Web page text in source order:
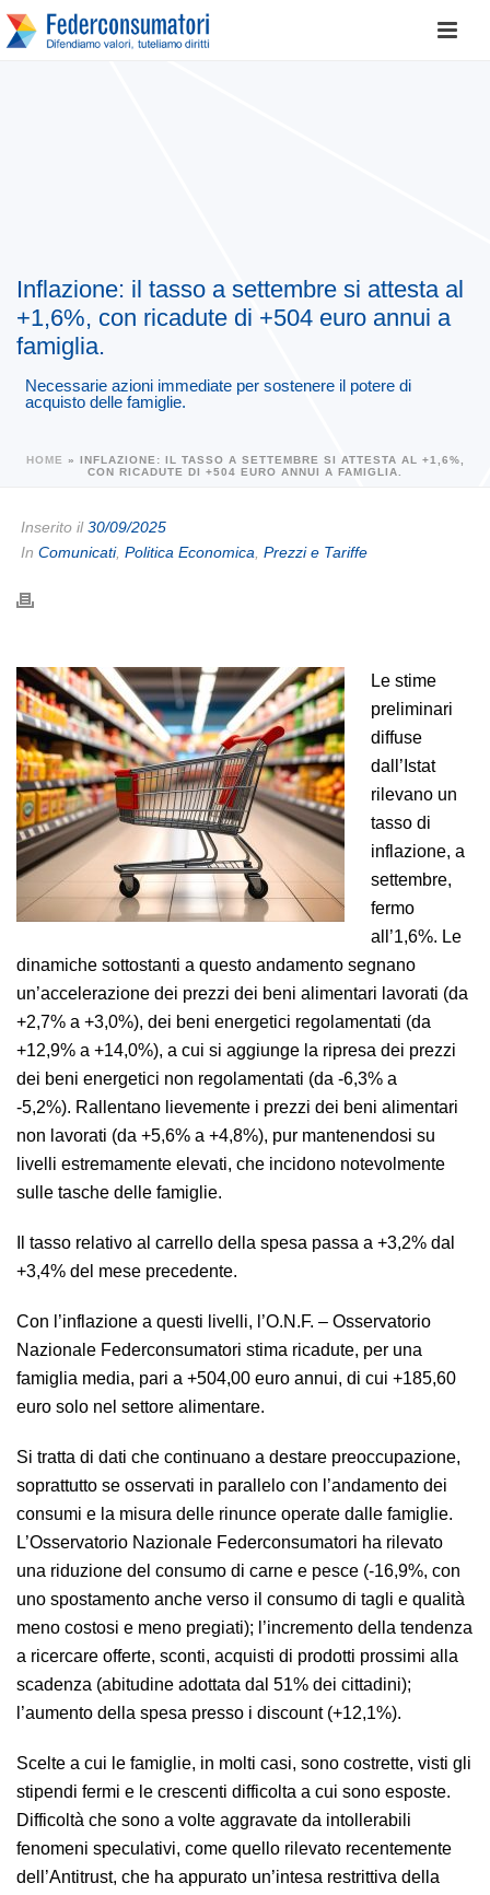
Inflazione: il tasso a settembre si attesta al
+1,6%, con ricadute di +504 euro annui a
famiglia.
Necessarie azioni immediate per sostenere il potere di
acquisto delle famiglie.
HOME » INFLAZIONE: IL TASSO A SETTEMBRE SI ATTESTA AL +1,6%,
CON RICADUTE DI +504 EURO ANNUI A FAMIGLIA.
Inserito il30/09/2025
In Comunicati, Politica Economica Prezzi e Tariffe
Le stime
preliminari
diffuse
dall’Istat
rilevano un
tasso di
inflazione, a
settembre,
fermo
all’1,6%. Le
dinamiche sottostanti a questo andamento segnano
un’accelerazione dei prezzi dei beni alimentari lavorati (da
+2,7% a +3,0%), dei beni energetici regolamentati (da
+12,9% a +14,0%), a cui si aggiunge la ripresa dei prezzi
dei beni energetici non regolamentati (da -6,3% a
-5,2%). Rallentano lievemente i prezzi dei beni alimentari
non lavorati (da +5,6% a +4,8%), pur mantenendosi su
livelli estremamente elevati, che incidono notevolmente
sulle tasche delle famiglie.
Il tasso relativo al carrello della spesa passa a +3,2% dal
+3,4% del mese precedente.
Con l’inflazione a questi livelli, l’O.N.F. – Osservatorio
Nazionale Federconsumatori stima ricadute, per una
famiglia media, pari a +504,00 euro annui, di cui +185,60
euro solo nel settore alimentare.
Si tratta di dati che continuano a destare preoccupazione,
soprattutto se osservati in parallelo con l’andamento dei
consumi e la misura delle rinunce operate dalle famiglie.
L’Osservatorio Nazionale Federconsumatori ha rilevato
una riduzione del consumo di carne e pesce (-16,9%, con
uno spostamento anche verso il consumo di tagli e qualità
meno costosi e meno pregiati); l’incremento della tendenza
a ricercare offerte, sconti, acquisti di prodotti prossimi alla
scadenza (abitudine adottata dal 51% dei cittadini);
l’aumento della spesa presso i discount (+12,1%).
Scelte a cui le famiglie, in molti casi, sono costrette, visti gli
stipendi fermi e le crescenti difficolta a cui sono esposte.
Difficoltà che sono a volte aggravate da intollerabili
fenomeni speculativi, come quello rilevato recentemente
dell’Antitrust, che ha appurato un’intesa restrittiva della